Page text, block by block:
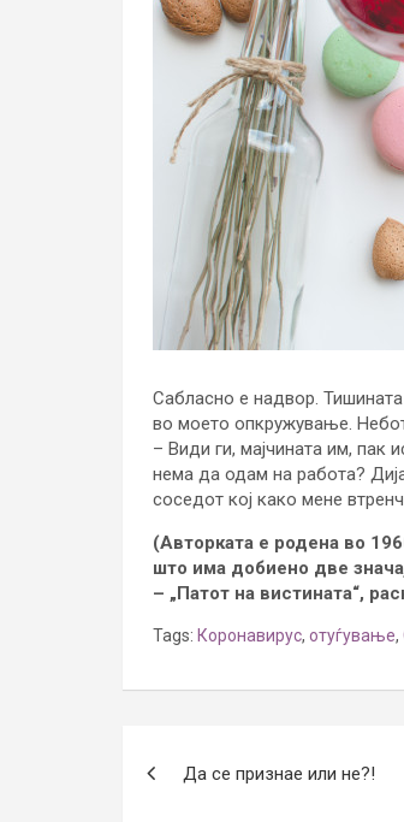
Сабласно е надвор.
во моето опкружување.
– Види ги, мајчината им, пак
нема да одам на работа?
соседот кој како мене
(Авторката е родена во
што има добиено две
– „Патот на вистината“,
Tags: Коронавирус, отуѓување,
navigation
Да се признае или не?!